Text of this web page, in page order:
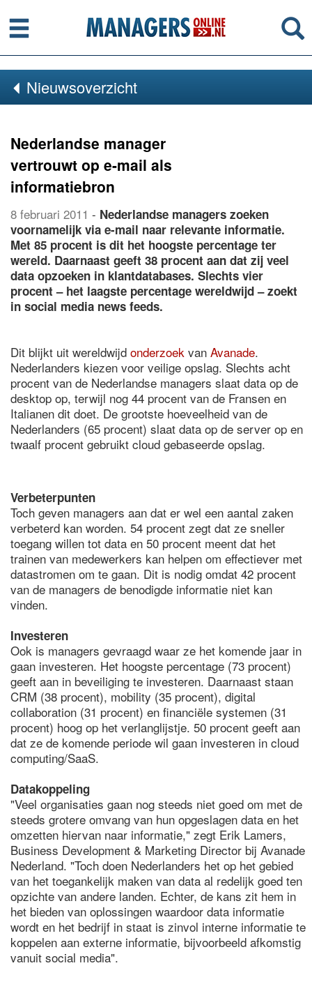
Menu
Nieuwsoverzicht
Nederlandse manager
vertrouwt op e-mail als
informatiebron
8 februari 2011 - Nederlandse managers zoeken
voornamelijk via e-mail naar relevante informatie.
Met 85 procent is dit het hoogste percentage ter
wereld. Daarnaast geeft 38 procent aan dat zij veel
data opzoeken in klantdatabases. Slechts vier
procent – het laagste percentage wereldwijd – zoekt
in social media news feeds.
Dit blijkt uit wereldwijd onderzoek van Avanade.
Nederlanders kiezen voor veilige opslag. Slechts acht
procent van de Nederlandse managers slaat data op de
desktop op, terwijl nog 44 procent van de Fransen en
Italianen dit doet. De grootste hoeveelheid van de
Nederlanders (65 procent) slaat data op de server op en
twaalf procent gebruikt cloud gebaseerde opslag.
Verbeterpunten
Toch geven managers aan dat er wel een aantal zaken
verbeterd kan worden. 54 procent zegt dat ze sneller
toegang willen tot data en 50 procent meent dat het
trainen van medewerkers kan helpen om effectiever met
datastromen om te gaan. Dit is nodig omdat 42 procent
van de managers de benodigde informatie niet kan
vinden.
Investeren
Ook is managers gevraagd waar ze het komende jaar in
gaan investeren. Het hoogste percentage (73 procent)
geeft aan in beveiliging te investeren. Daarnaast staan
CRM (38 procent), mobility (35 procent), digital
collaboration (31 procent) en financiële systemen (31
procent) hoog op het verlanglijstje. 50 procent geeft aan
dat ze de komende periode wil gaan investeren in cloud
computing/SaaS.
Datakoppeling
"Veel organisaties gaan nog steeds niet goed om met de
steeds grotere omvang van hun opgeslagen data en het
omzetten hiervan naar informatie," zegt Erik Lamers,
Business Development & Marketing Director bij Avanade
Nederland. "Toch doen Nederlanders het op het gebied
van het toegankelijk maken van data al redelijk goed ten
opzichte van andere landen. Echter, de kans zit hem in
het bieden van oplossingen waardoor data informatie
wordt en het bedrijf in staat is zinvol interne informatie te
koppelen aan externe informatie, bijvoorbeeld afkomstig
vanuit social media".